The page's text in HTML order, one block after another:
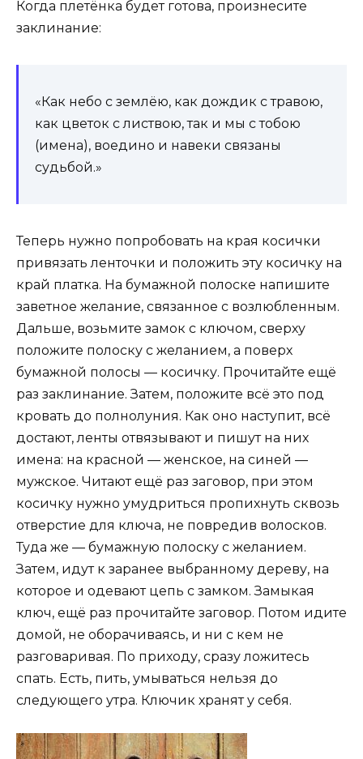
Когда плетёнка будет готова, произнесите
заклинание:
«Как небо с землёю, как дождик с травою,
как цветок с листвою, так и мы с тобою
(имена), воедино и навеки связаны
судьбой.»
Теперь нужно попробовать на края косички
привязать ленточки и положить эту косичку на
край платка. На бумажной полоске напишите
заветное желание, связанное с возлюбленным.
Дальше, возьмите замок с ключом, сверху
положите полоску с желанием, а поверх
бумажной полосы — косичку. Прочитайте ещё
раз заклинание. Затем, положите всё это под
кровать до полнолуния. Как оно наступит, всё
достают, ленты отвязывают и пишут на них
имена: на красной — женское, на синей —
мужское. Читают ещё раз заговор, при этом
косичку нужно умудриться пропихнуть сквозь
отверстие для ключа, не повредив волосков.
Туда же — бумажную полоску с желанием.
Затем, идут к заранее выбранному дереву, на
которое и одевают цепь с замком. Замыкая
ключ, ещё раз прочитайте заговор. Потом идите
домой, не оборачиваясь, и ни с кем не
разговаривая. По приходу, сразу ложитесь
спать. Есть, пить, умываться нельзя до
следующего утра. Ключик хранят у себя.